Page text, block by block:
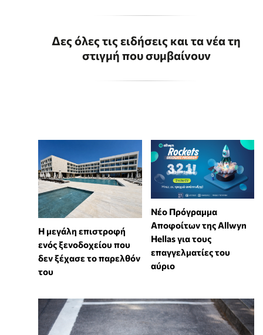
Δες όλες τις ειδήσεις και τα νέα τη
στιγμή που συμβαίνουν
Η μεγάλη επιστροφή
ενός ξενοδοχείου που
δεν ξέχασε το παρελθόν
του
Νέο Πρόγραμμα
Αποφοίτων της Allwyn
Hellas για τους
επαγγελματίες του
αύριο